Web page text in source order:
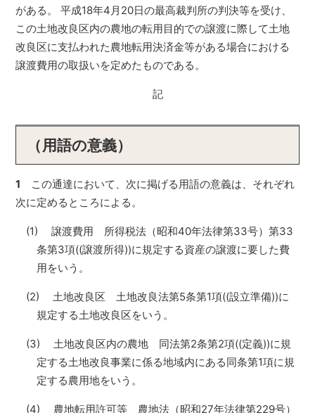
がある。 平成18年4月20日の最高裁判所の判決等を受け、
この土地改良区内の農地の転用目的での譲渡に際して土地
改良区に支払われた農地転用決済金等がある場合における
譲渡費用の取扱いを定めたものである。
記
（用語の意義）
1 この通達において、次に掲げる用語の意義は、それぞれ
次に定めるところによる。
(1) 譲渡費用 所得税法（昭和40年法律第33号）第33
条第3項((譲渡所得))に規定する資産の譲渡に要した費
用をいう。
(2) 土地改良区 土地改良法第5条第1項((設立準備))に
規定する土地改良区をいう。
(3) 土地改良区内の農地 同法第2条第2項((定義))に規
定する土地改良事業に係る地域内にある同条第1項に規
定する農用地をいう。
(4) 農地転用許可等 農地法（昭和27年法律第229号）